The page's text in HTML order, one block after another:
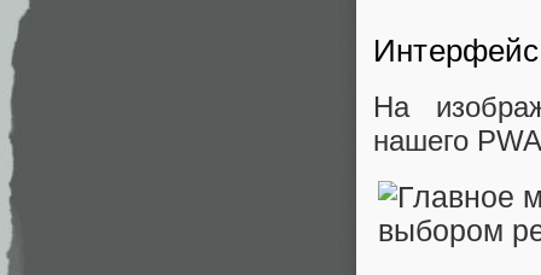
На
нашего